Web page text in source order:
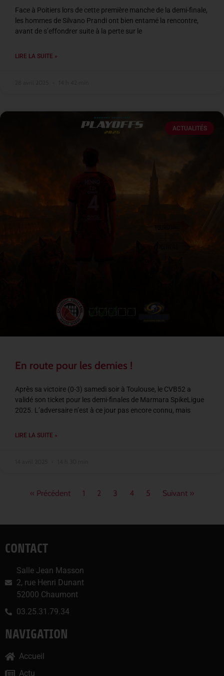
Face à Poitiers lors de cette première manche de la demi-finale,
les hommes de Silvano Prandi ont bien entamé la rencontre,
avant de s’effondrer suite à la perte sur le
LIRE LA SUITE »
ACTUALITÉS
En route pour les demies !
Après sa victoire (0-3) samedi soir à Toulouse, le CVB52 a
validé son ticket pour les demi-finales de Marmara SpikeLigue
2025. L’adversaire n’est à ce jour pas encore connu, mais
LIRE LA SUITE »
« Précédent 1 2 3 4 5 Suivant »
CONTACT
Salle Jean Masson
2, rue Henri Dunant
52000 Chaumont
03.25.31.79.34
NAVIGATION
Accueil
Actu